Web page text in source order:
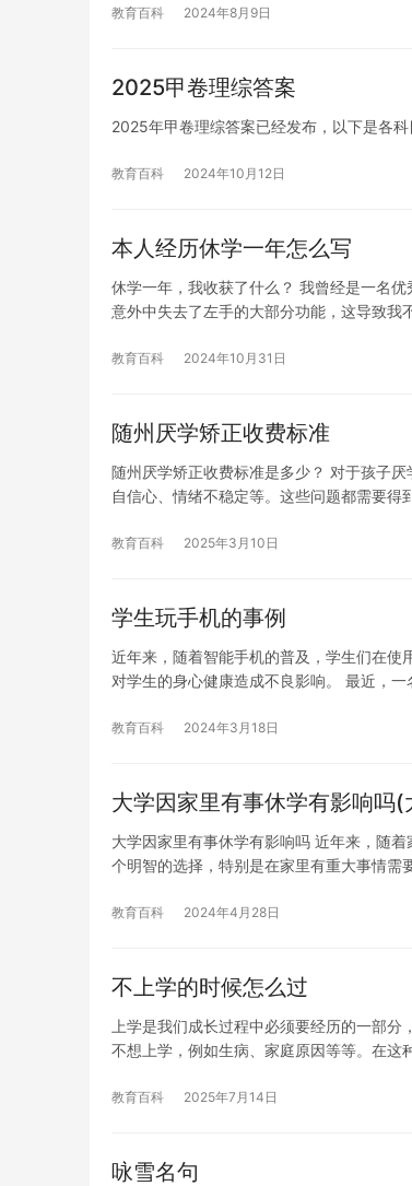
教育百科 2024年8月9日
2025甲卷理综答案
2025年甲卷理综答案已经发布，以下是
教育百科 2024年10月12日
本人经历休学一年怎么写
休学一年，我收获了什么？ 我曾经是一名
意外中失去了左手的大部分功能，这导致我
教育百科 2024年10月31日
随州厌学矫正收费标准
随州厌学矫正收费标准是多少？ 对于孩子
自信心、情绪不稳定等。这些问题都需要
教育百科 2025年3月10日
学生玩手机的事例
近年来，随着智能手机的普及，学生们在使
对学生的身心健康造成不良影响。 最近，
教育百科 2024年3月18日
大学因家里有事休学有影响吗
大学因家里有事休学有影响吗 近年来，随
个明智的选择，特别是在家里有重大事情需
教育百科 2024年4月28日
不上学的时候怎么过
上学是我们成长过程中必须要经历的一部
不想上学，例如生病、家庭原因等等。在
教育百科 2025年7月14日
咏雪名句